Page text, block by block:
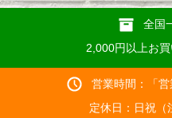
全国
2,000円以上お
営業時間：「営
定休日：日祝（